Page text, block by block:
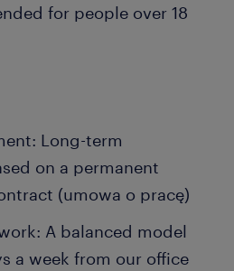
for people over 18
Long-term
on a permanent
(umowa o pracę)
A balanced model
a week from our office